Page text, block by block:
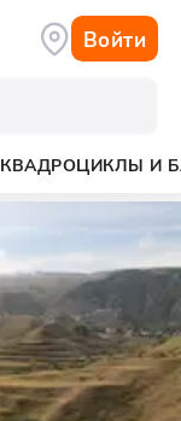
Войти
КВАДРОЦИКЛЫ И